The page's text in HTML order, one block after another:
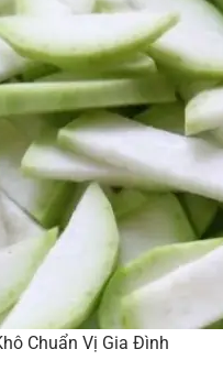
Chuẩn Vị Gia Đình